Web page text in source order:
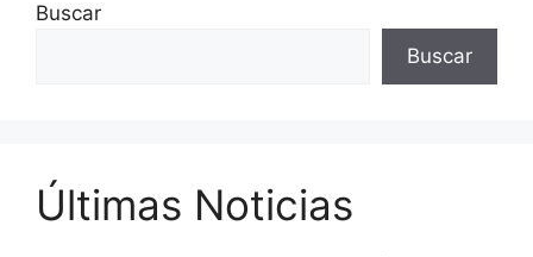
Buscar
Buscar
Últimas Noticias